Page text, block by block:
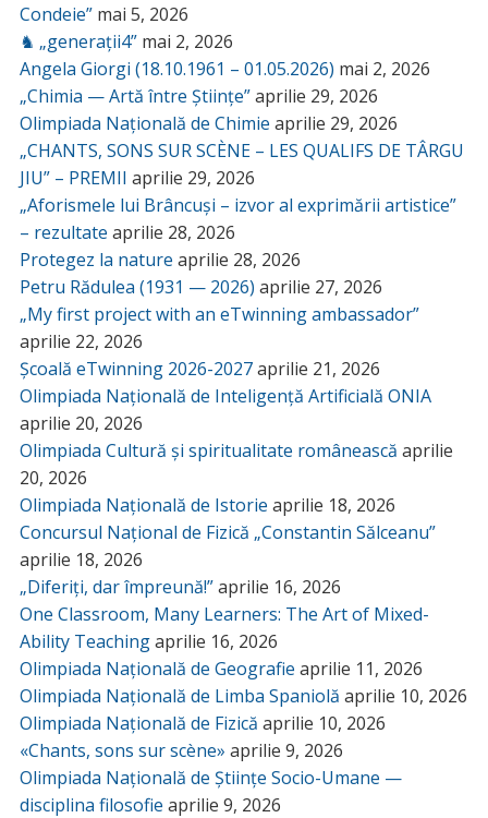
Condeie” mai 5, 2026
♞ „generații4” mai 2, 2026
Angela Giorgi (18.10.1961 – 01.05.2026) mai 2, 2026
„Chimia — Artă între Științe”aprilie 29, 2026
Olimpiada Națională de Chimie aprilie 29, 2026
„CHANTS, SONS SUR SCÈNE – LES QUALIFS DE TÂRGU
JIU” – PREMII aprilie 29, 2026
„Aforismele lui Brâncuși – izvor al exprimării artistice”
– rezultate aprilie 28, 2026
Protegez la nature aprilie 28, 2026
Petru Rădulea (1931 — 2026) aprilie 27, 2026
„My first project with an eTwinning ambassador”
aprilie 22, 2026
Școală eTwinning 2026-2027aprilie 21, 2026
Olimpiada Națională de Inteligență Artificială ONIA
aprilie 20, 2026
Olimpiada Cultură și spiritualitate românească aprilie
20, 2026
Olimpiada Națională de Istorie aprilie 18, 2026
Concursul Național de Fizică „Constantin Sălceanu”
aprilie 18, 2026
„Diferiți, dar împreună!”aprilie 16, 2026
One Classroom, Many Learners: The Art of Mixed-
Ability Teachingaprilie 16, 2026
Olimpiada Națională de Geografie aprilie 11, 2026
Olimpiada Națională de Limba Spaniolă aprilie 10, 2026
Olimpiada Națională de Fizică aprilie 10, 2026
«Chants, sons sur scène» aprilie 9, 2026
Olimpiada Națională de Științe Socio-Umane —
disciplina filosofie aprilie 9, 2026